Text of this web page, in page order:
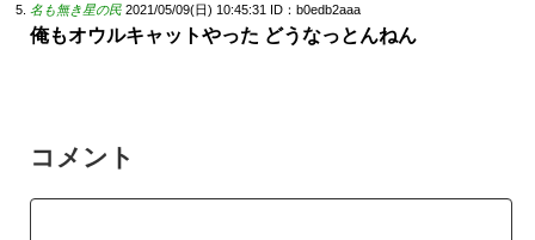
名も無き星の民 2021/05/09(日) 10:45:31 ID：b0edb2aaa
俺もオウルキャットやった どうなっとんねん
コメント